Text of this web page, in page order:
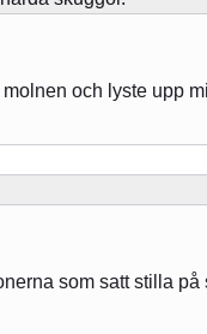
och lyste upp
som satt stilla